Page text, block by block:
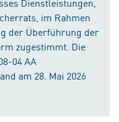
im Rahmen
der Überführung der
zugestimmt. Die
04 AA
am 28. Mai 2026